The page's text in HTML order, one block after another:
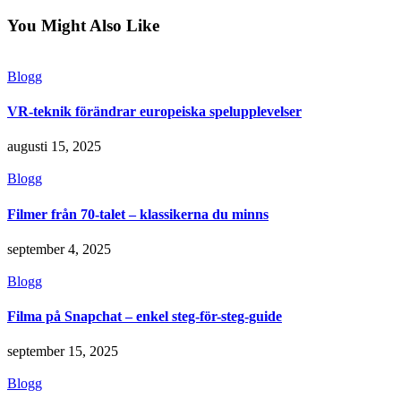
You Might Also Like
Blogg
VR-teknik förändrar europeiska spelupplevelser
augusti 15, 2025
Blogg
Filmer från 70-talet – klassikerna du minns
september 4, 2025
Blogg
Filma på Snapchat – enkel steg-för-steg-guide
september 15, 2025
Blogg